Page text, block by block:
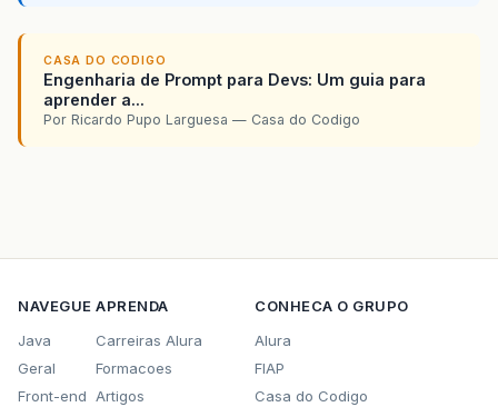
CASA DO CODIGO
Engenharia de Prompt para Devs: Um guia para
aprender a...
Por Ricardo Pupo Larguesa — Casa do Codigo
NAVEGUE
Java
Geral
Front-end
APRENDA
Carreiras Alura
Formacoes
Artigos
CONHECA O GRUPO
Alura
FIAP
Casa do Codigo